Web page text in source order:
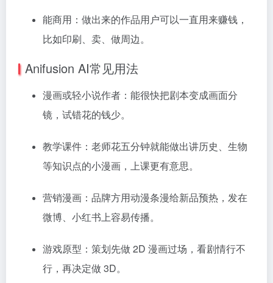
能商用：做出来的作品用户可以一直用来赚钱，
比如印刷、卖、做周边。
Anifusion AI常见用法
漫画或轻小说作者：能很快把剧本变成画面分
镜，试错花的钱少。
教学课件：老师花五分钟就能做出讲历史、生物
等知识点的小漫画，上课更有意思。
营销漫画：品牌方用动漫条漫给新品预热，发在
微博、小红书上容易传播。
游戏原型：策划先做 2D 漫画过场，看剧情行不
行，再决定做 3D。